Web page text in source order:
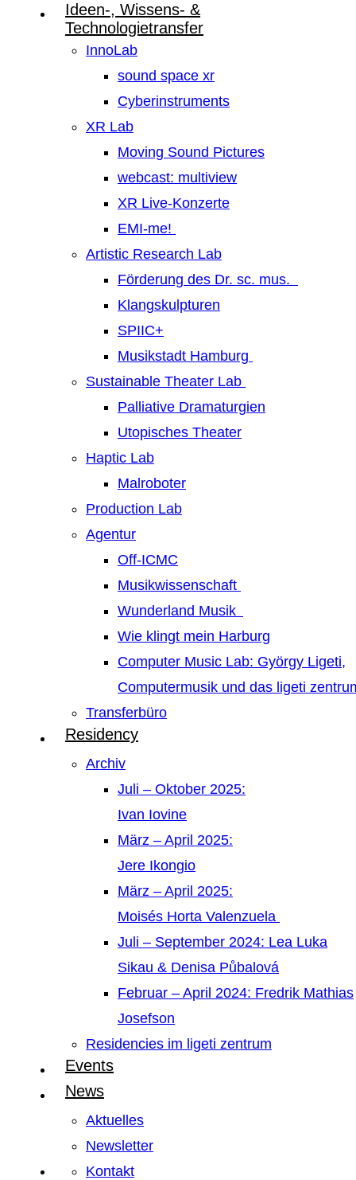
Ideen-, Wissens- &
Technologietransfer
InnoLab
sound space xr
Cyberinstruments
XR Lab
Moving Sound Pictures
webcast: multiview
XR Live-Konzerte
EMI-me!
Artistic Research Lab
Förderung des Dr. sc. mus.
Klangskulpturen
SPIIC+
Musikstadt Hamburg
Sustainable Theater Lab
Palliative Dramaturgien
Utopisches Theater
Haptic Lab
Malroboter
Production Lab
Agentur
Off-ICMC
Musikwissenschaft
Wunderland Musik
Wie klingt mein Harburg
Computer Music Lab: György Ligeti,
Computermusik und das ligeti
Transferbüro
Residency
Archiv
Juli – Oktober 2025:
Ivan Iovine
März – April 2025:
Jere Ikongio
März – April 2025:
Moisés Horta Valenzuela
Juli – September 2024: Lea Luka
Sikau & Denisa Půbalová
Februar – April 2024: Fredrik Mathias
Josefson
Residencies im ligeti zentrum
Events
News
Aktuelles
Newsletter
Kontakt